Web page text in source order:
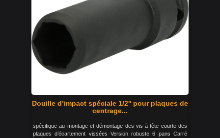
Douille d’impact spéciale 1/2'' pour plaques de
centrage...
spécifique au montage et démontage des vis à tête courte des
plaques d’écartement vissées Version robuste 6 pans Carré